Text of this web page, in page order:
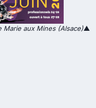
Marie aux Mines (Alsace)▲